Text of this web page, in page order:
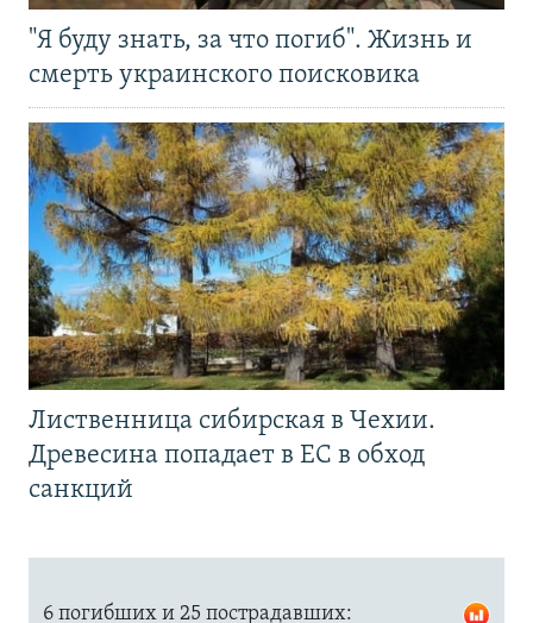
"Я буду знать, за что погиб". Жизнь и
смерть украинского поисковика
Лиственница сибирская в Чехии.
Древесина попадает в ЕС в обход
санкций